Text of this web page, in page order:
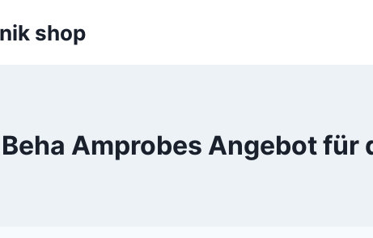
shop
Beha Amprobes Angebot für